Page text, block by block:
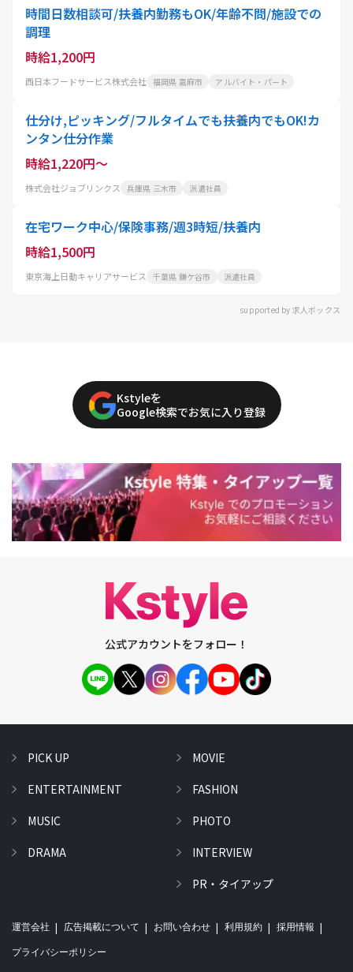
時間日数相談可/扶養内勤務もOK/年齢不問/施設での
調理
時給1,200円
西日本フードサービス株式会社 福岡県 嘉麻市 アルバイト・パート
仕分け,ピッキング/フルタイムでも扶養内でもOK!カ
ンタン仕分作業
時給1,220円～
株式会社ジョブリンクス 兵庫県 三木市 派遣社員
在宅ワーク中心/保険事務/週3時短/扶養内
時給1,500円
東京海上日動キャリアサービス 千葉県 鎌ケ谷市 派遣社員
supported by 求人ボックス
Kstyleを
Google検索でお気に入り登録
公式アカウントをフォロー！
PICK UP
ENTERTAINMENT
MUSIC
DRAMA
MOVIE
FASHION
PHOTO
INTERVIEW
PR・タイアップ
運営会社 広告掲載について お問い合わせ 利用規約 採用情報
プライバシーポリシー